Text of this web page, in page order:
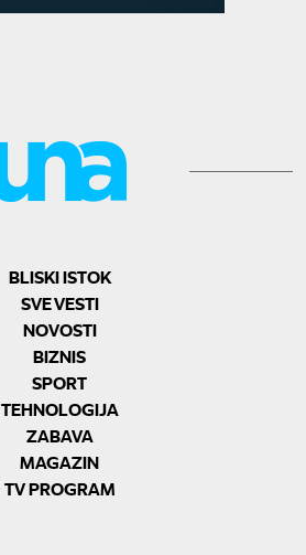
BLISKI ISTOK
SVE VESTI
NOVOSTI
BIZNIS
SPORT
TEHNOLOGIJA
ZABAVA
MAGAZIN
TV PROGRAM